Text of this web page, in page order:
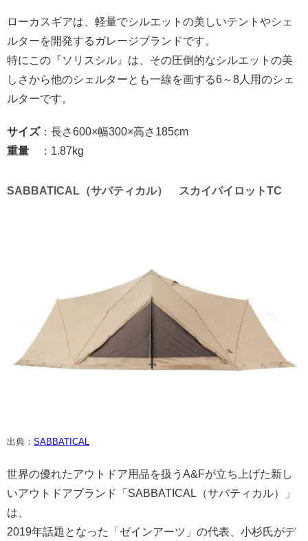
ローカスギアは、軽量でシルエットの美しいテントやシェ
ルターを開発するガレージブランドです。
特にこの『ソリスシル』は、その圧倒的なシルエットの美
しさから他のシェルターとも一線を画する6～8人用のシェ
ルターです。
サイズ：長さ600×幅300×高さ185cm
重量 ：1.87kg
SABBATICAL（サバティカル） スカイパイロットTC
出典： SABBATICAL
世界の優れたアウトドア用品を扱うA&Fが立ち上げた新し
いアウトドアブランド「SABBATICAL（サバティカル）」
は、
2019年話題となった「ゼインアーツ」の代表、小杉氏がデ